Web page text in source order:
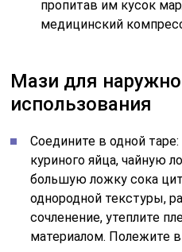
пропитав им кусок
медицинский
Мази для
использования
Соедините в одной
куриного яйца, чайную
большую ложку сока
однородной текстуры,
сочленение, утеплите
материалом. Полежите